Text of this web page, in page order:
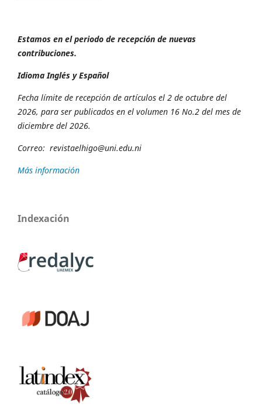
Estamos en el periodo de recepción de nuevas
contribuciones.
Idioma Inglés y Español
Fecha límite de recepción de artículos el 2 de octubre del
2026, para ser publicados en el volumen 16 No.2 del mes de
diciembre del 2026.
Correo: revistaelhigo@uni.edu.ni
Más información
Indexación